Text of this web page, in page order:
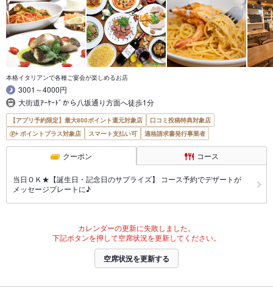
本格イタリアンで各種ご宴会が楽しめるお店
3001～4000円
大街道ｱｰｹｰﾄﾞから八坂通り方面へ徒歩1分
【アプリ予約限定】最大800ポイント還元対象店
口コミ投稿特典対象店
ポイントプラス対象店
スマート支払い可 適格請求書発行事業者
クーポン コース
当日ＯＫ★【誕生日・記念日のサプライズ】 コース予約でデザートが
メッセージプレートに♪
カレンダーの更新に失敗しました。
下記ボタンを押して空席状況を更新してください。
空席状況を更新する